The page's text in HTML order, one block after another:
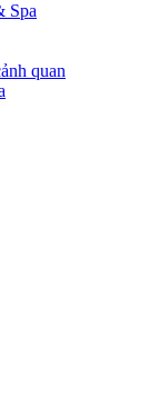
Spa
quan